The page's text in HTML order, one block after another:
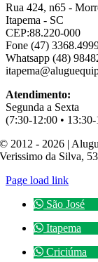
Rua 424, n65 -
Itapema - SC
CEP:88.220-000
Fone (47)
Whatsapp (48)
Atendimento:
Segunda a Sexta
(7:30-12:00 •
© 2012 - 2026 |
Verissimo da Silva,
Page load link
São José
Itapema
Criciúma